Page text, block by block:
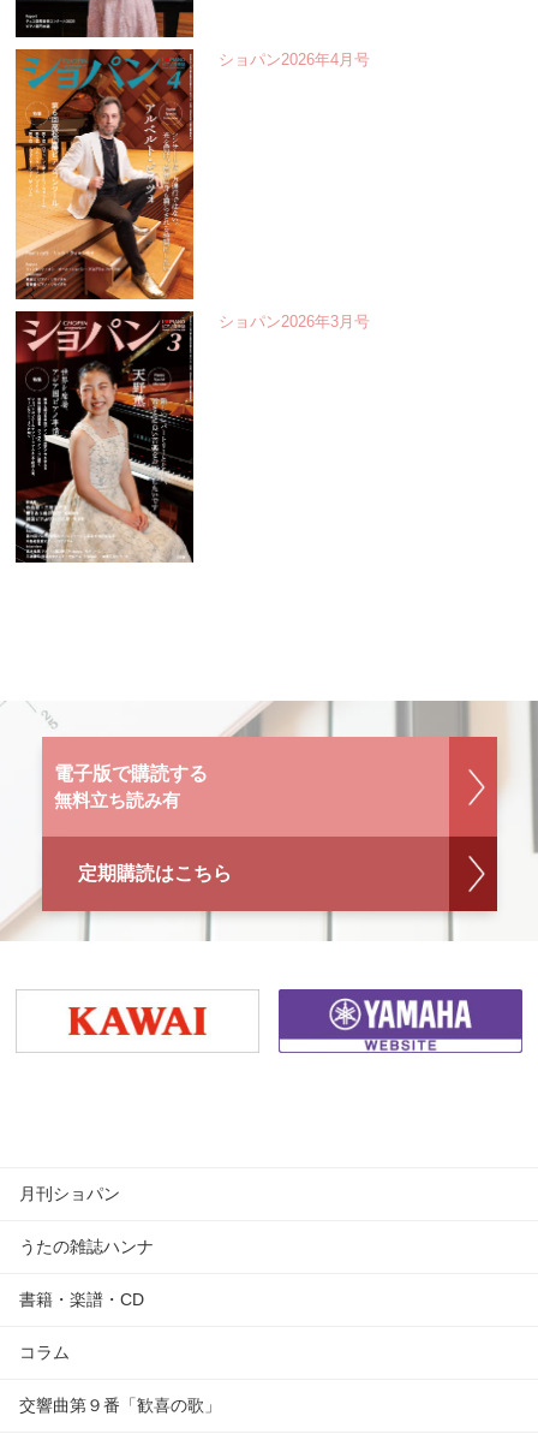
ショパン2026年4月号
ショパン2026年3月号
電子版で購読する
無料立ち読み有
定期購読はこちら
月刊ショパン
うたの雑誌ハンナ
書籍・楽譜・CD
コラム
交響曲第９番「歓喜の歌」